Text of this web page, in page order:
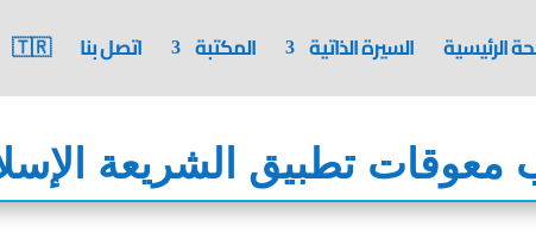
الرئيسية السيرة الذاتية المكتبة اتصل بنا 🇹🇷
معوقات تطبيق الشريعة